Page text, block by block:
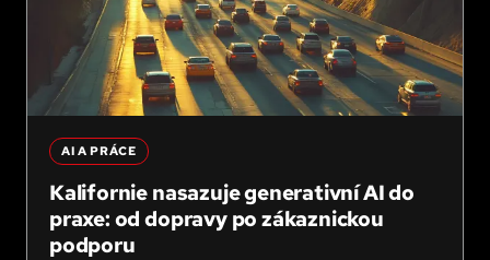
AI A PRÁCE
Kalifornie nasazuje generativní AI do
praxe: od dopravy po zákaznickou
podporu